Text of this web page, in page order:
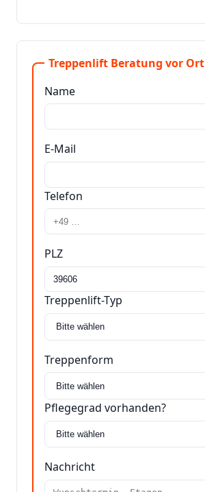
Treppenlift Beratung vor Ort
Name
E-Mail
Telefon
PLZ
Treppenlift-Typ
Treppenform
Pflegegrad vorhanden?
Nachricht